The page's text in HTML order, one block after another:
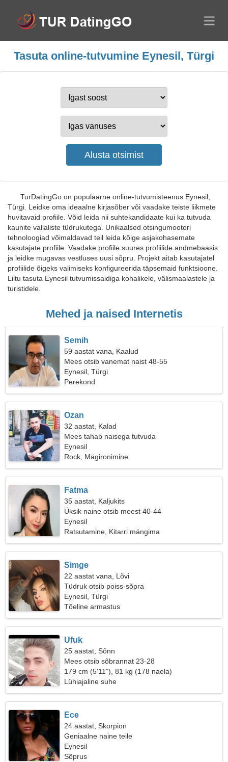
Tasuta online-tutvumine Eynesil, Türgi
TurDatingGo on populaarne online-tutvumisteenus Eynesil,
Türgi. Leidke oma ideaalne kirjasõber või vaadake teiste liikmete
huvitavaid profiile. Võid leida nii suhtekandidaate kui ka tutvuda
kaunite vallaliste tüdrukutega. Unikaalsed otsingumootori
tehnoloogiad võimaldavad teil leida kõige asjakohasemate
kasutajate profiile. Vaadake profiile suures profiilide andmebaasis
ja leidke mugavas vestluses uusi sõpru. Projekt aitab kasutajatel
profiilide õigeks valimiseks konfigureerida täpsemaid funktsioone.
Liitu tasuta Eynesil tutvumissaidiga kohalikele, välismaalastele ja
turistidele.
Mehed ja naised Internetis
Semih
59 aastat vana, Kaalud
Mees otsib vanemat naist 48-55
Eynesil, Türgi
Perekond
Ozan
32 aastat, Kalad
Mees tahab naisega tutvuda
Eynesil
Rock, Mägironimine
Fatma
35 aastat, Kaljukits
Üksik naine otsib meest 40-44
Eynesil
Ratsutamine, Kitarri mängima
Simge
22 aastat vana, Lõvi
Tüdruk otsib poiss-sõpra
Eynesil, Türgi
Tõeline armastus
Ufuk
25 aastat, Sõnn
Mees otsib sõbrannat 23-28
179 cm (5'11"), 81 kg (178 naela)
Lühiajaline suhe
Ece
24 aastat, Skorpion
Geniaalne naine teile
Eynesil
Sõprus